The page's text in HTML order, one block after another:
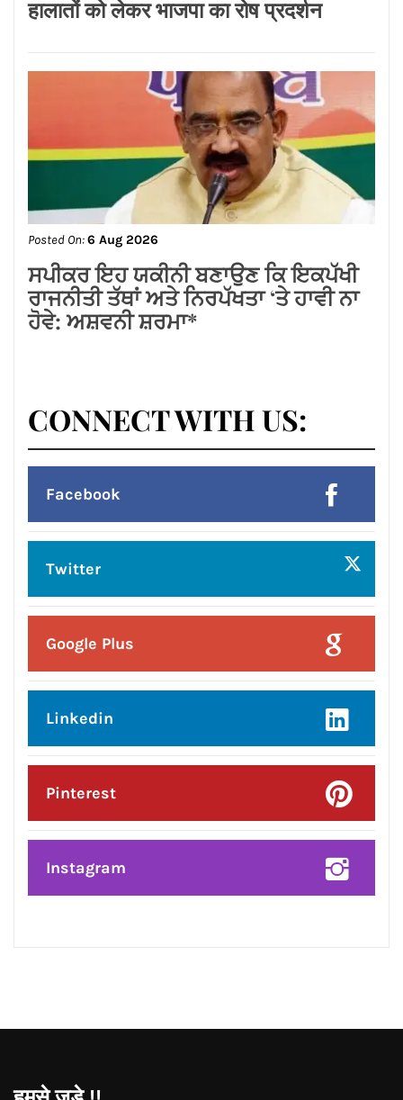
घंटे का हर्जाना
Posted On:7 Aug 2026
सीरिया में बड़ा धमाका 2 की मौत और 13 घायल
Posted On:6 Aug 2026
लम्बा पिंड चौक से जंडू सिंघा रोड के बदहाल
हालातों को लेकर भाजपा का रोष प्रदर्शन
Posted On:6 Aug 2026
ਸਪੀਕਰ ਇਹ ਯਕੀਨੀ ਬਣਾਉਣ ਕਿ ਇਕਪੱਖੀ
ਰਾਜਨੀਤੀ ਤੱਥਾਂ ਅਤੇ ਨਿਰਪੱਖਤਾ ‘ਤੇ ਹਾਵੀ ਨਾ
ਹੋਵੇ: ਅਸ਼ਵਨੀ ਸ਼ਰਮਾ*